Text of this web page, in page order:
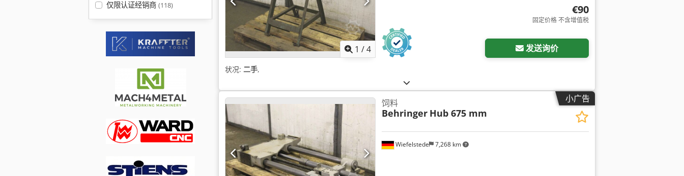
仅限认证经销商 (118)
1 /4
€90
固定价格 不含增值税
发送询价
状况: 二手,
小广告
Wiefelstede 7,268 km
饲料
Behringer Hub 675 mm